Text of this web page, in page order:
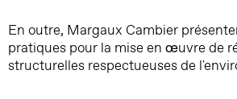
En outre, Margaux Cambier
pratiques pour la mise en œuvre de
structurelles respectueuses de